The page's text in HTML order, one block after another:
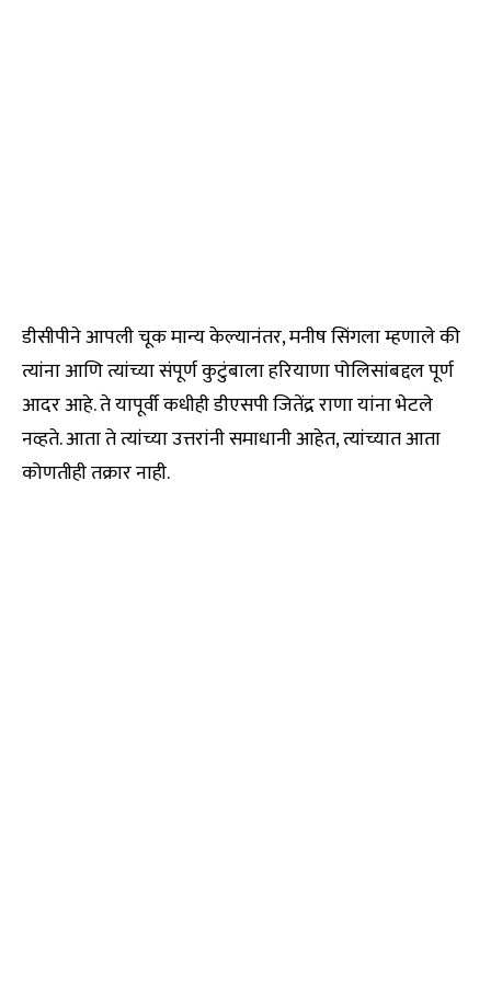
डीसीपीने आपली चूक मान्य केल्यानंतर, मनीष सिंगला म्हणाले की
त्यांना आणि त्यांच्या संपूर्ण कुटुंबाला हरियाणा पोलिसांबद्दल पूर्ण
आदर आहे. ते यापूर्वी कधीही डीएसपी जितेंद्र राणा यांना भेटले
नव्हते. आता ते त्यांच्या उत्तरांनी समाधानी आहेत, त्यांच्यात आता
कोणतीही तक्रार नाही.